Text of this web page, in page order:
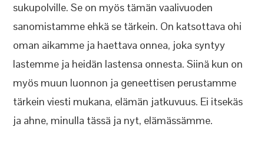
sukupolville. Se on myös tämän vaalivuoden
sanomistamme ehkä se tärkein. On katsottava ohi
oman aikamme ja haettava onnea, joka syntyy
lastemme ja heidän lastensa onnesta. Siinä kun on
myös muun luonnon ja geneettisen perustamme
tärkein viesti mukana, elämän jatkuvuus. Ei itsekäs
ja ahne, minulla tässä ja nyt, elämässämme.